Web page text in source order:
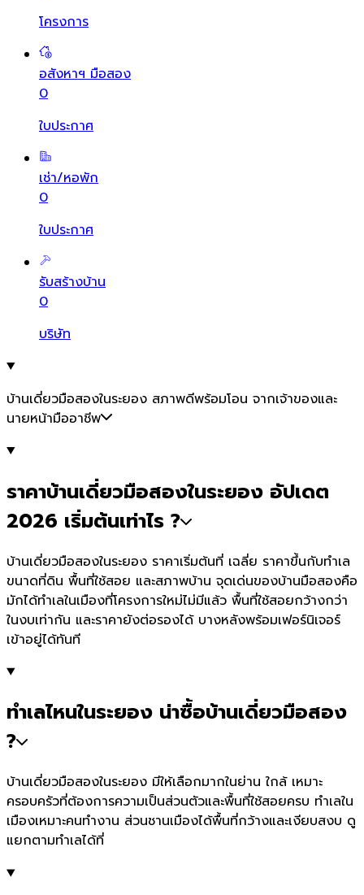
โครงการ
อสังหาฯ มือสอง
0
ใบประกาศ
เช่า/หอพัก
0
ใบประกาศ
รับสร้างบ้าน
0
บริษัท
บ้านเดี่ยวมือสองในระยอง สภาพดีพร้อมโอน จากเจ้าของและ
นายหน้ามืออาชีพ
ราคาบ้านเดี่ยวมือสองในระยอง อัปเดต
2026 เริ่มต้นเท่าไร ?
บ้านเดี่ยวมือสองในระยอง ราคาเริ่มต้นที่ เฉลี่ย ราคาขึ้นกับทำเล
ขนาดที่ดิน พื้นที่ใช้สอย และสภาพบ้าน จุดเด่นของบ้านมือสองคือ
มักได้ทำเลในเมืองที่โครงการใหม่ไม่มีแล้ว พื้นที่ใช้สอยกว้างกว่า
ในงบเท่ากัน และราคายังต่อรองได้ บางหลังพร้อมเฟอร์นิเจอร์
เข้าอยู่ได้ทันที
ทำเลไหนในระยอง น่าซื้อบ้านเดี่ยวมือสอง
?
บ้านเดี่ยวมือสองในระยอง มีให้เลือกมากในย่าน ใกล้ เหมาะ
ครอบครัวที่ต้องการความเป็นส่วนตัวและพื้นที่ใช้สอยครบ ทำเลใน
เมืองเหมาะคนทำงาน ส่วนชานเมืองได้พื้นที่กว้างและเงียบสงบ ดู
แยกตามทำเลได้ที่